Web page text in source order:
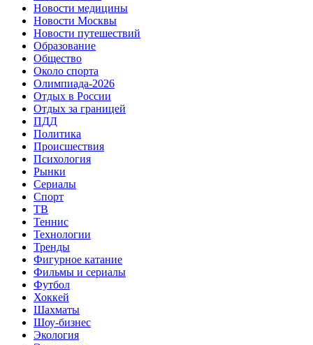
Новости медицины
Новости Москвы
Новости путешествий
Образование
Общество
Около спорта
Олимпиада-2026
Отдых в России
Отдых за границей
ПДД
Политика
Происшествия
Психология
Рынки
Сериалы
Спорт
ТВ
Теннис
Технологии
Тренды
Фигурное катание
Фильмы и сериалы
Футбол
Хоккей
Шахматы
Шоу-бизнес
Экология